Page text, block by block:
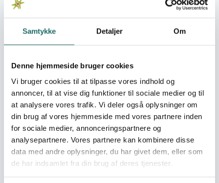
Samtykke Detaljer Om
Denne hjemmeside bruger cookies
Vi bruger cookies til at tilpasse vores indhold og
annoncer, til at vise dig funktioner til sociale medier og til
at analysere vores trafik. Vi deler også oplysninger om
din brug af vores hjemmeside med vores partnere inden
for sociale medier, annonceringspartnere og
analysepartnere. Vores partnere kan kombinere disse
data med andre oplysninger, du har givet dem, eller som
de har indsamlet fra din brug af deres tjenester.
partnership model for
improved maternal
and new-born health in
Lifesaving support to
households affected by
draughts in Sahil region
Community Action for
Quality Alternative Care
II
Setting up af Safe
Childhood: Promoting
rights for children in
vulnerable families in
Nyamirama sector,